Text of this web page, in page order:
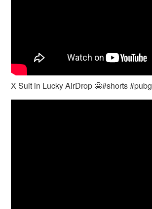
X Suit in Lucky AirDrop 🤩#shorts #pubg